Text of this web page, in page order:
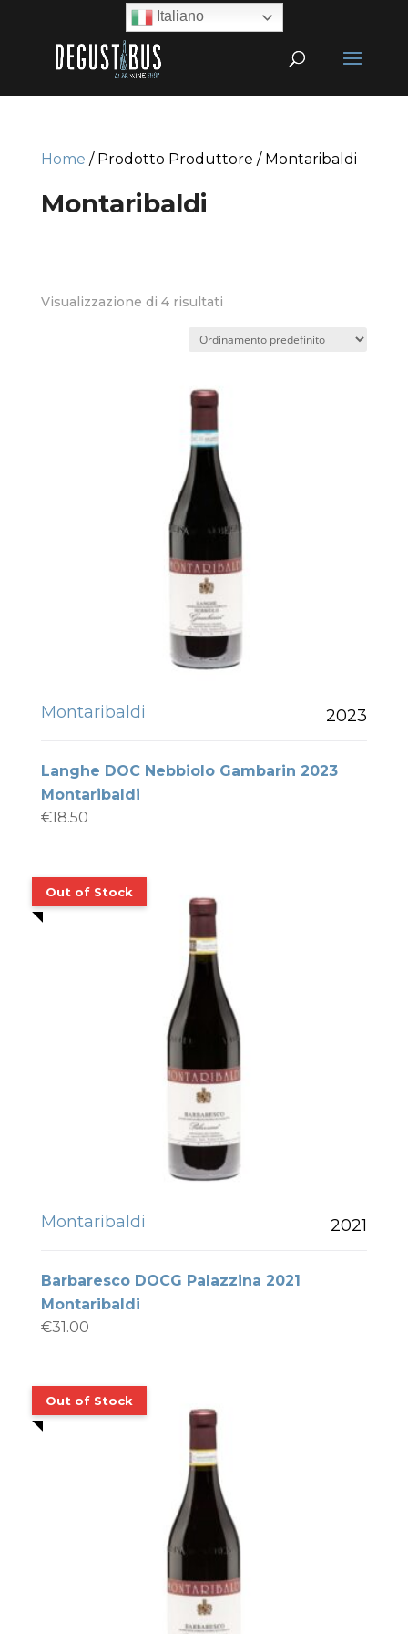
Home / Prodotto Produttore / Montaribaldi
Montaribaldi
Visualizzazione di 4 risultati
Montaribaldi 2023
Langhe DOC Nebbiolo Gambarin 2023
Montaribaldi
€18.50
Montaribaldi 2021
Barbaresco DOCG Palazzina 2021
Montaribaldi
€31.00
Italiano